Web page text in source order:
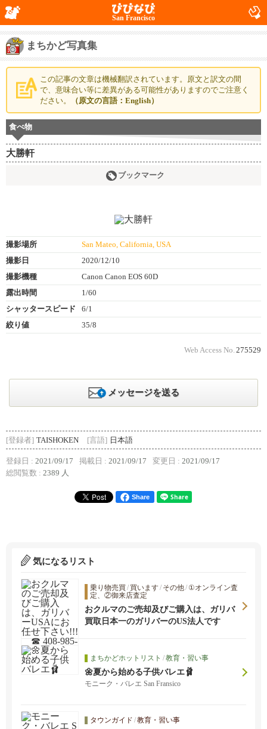
San Francisco
まちかど写真集
この記事の文章は機械翻訳されています。原文と訳文の間
で、意味合い等に差異がある可能性がありますのでご注意く
ださい。
（原文の言語：English）
食べ物
大勝軒
ブックマーク
撮影場所
San Mateo, California, USA
撮影日
2020/12/10
撮影機種
Canon Canon EOS 60D
露出時間
1/60
シャッタースピード
6/1
絞り値
35/8
Web Access No. 275529
メッセージを送る
[登録者] TAISHOKEN [言語] 日本語
登録日 : 2021/09/17 掲載日 : 2021/09/17 変更日 : 2021/09/17
総閲覧数 : 2389 人
Share
気になるリスト
乗り物売買 / 買います/ その他/ ①オンライン査
定、②御来店査定
おクルマのご売却及びご購入は、ガリバ
ーUSAにお任せ下さい!!! ☎ 408-985-13
79
買取日本一のガリバーのUS法人です
まちかどホットリスト /教育・習い事
🌼夏から始める子供バレエ🩰
モニーク・バレエ San Fransico
タウンガイド /教育・習い事